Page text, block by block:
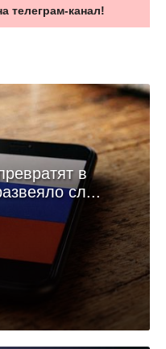
телеграм-канал!
в
сл...